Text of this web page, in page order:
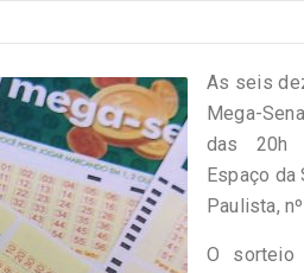
As seis
Mega-
das 20h
Espaço
Paulista,
O sorteio